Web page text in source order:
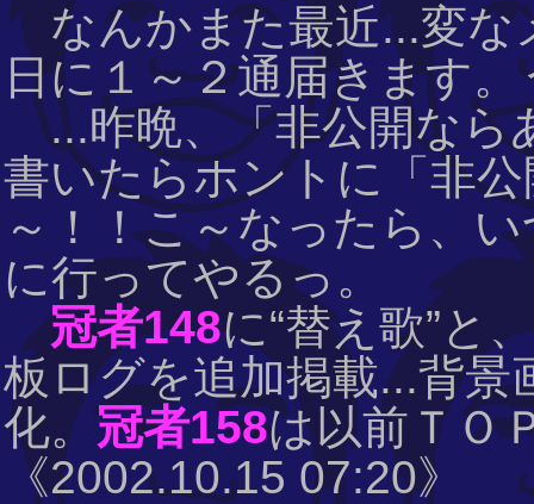
なんかまた最近...変な
日に１～２通届きます
...昨晩、「非公開なら
書いたらホントに「非
～！！こ～なったら、
に行ってやるっ。
冠者148に“替え歌”と
板ログを追加掲載...背
化。冠者158は以前ＴＯ
《2002.10.15 07:20》